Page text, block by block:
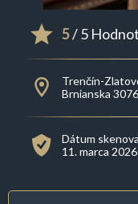
5/ 5
Trenčín-
Brnianska 3076
Dátum
11. marca 2026